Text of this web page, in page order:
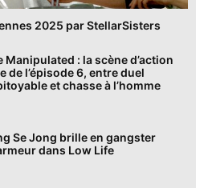
2025 par StellarSisters
Manipulated : la scène d’action
de l’épisode 6, entre duel
et chasse à l’homme
Se Jong brille en gangster
dans Low Life